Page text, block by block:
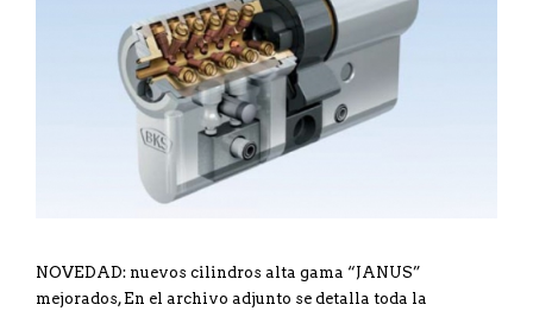
NOVEDAD: nuevos cilindros alta gama “JANUS”
mejorados, En el archivo adjunto se detalla toda la